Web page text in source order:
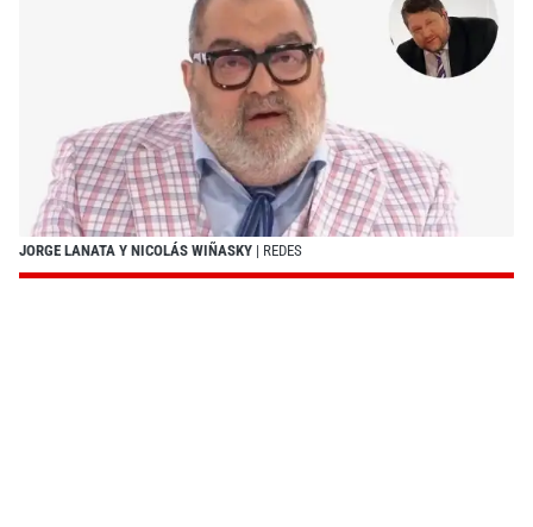
JORGE LANATA Y NICOLÁS WIÑASKY | REDES